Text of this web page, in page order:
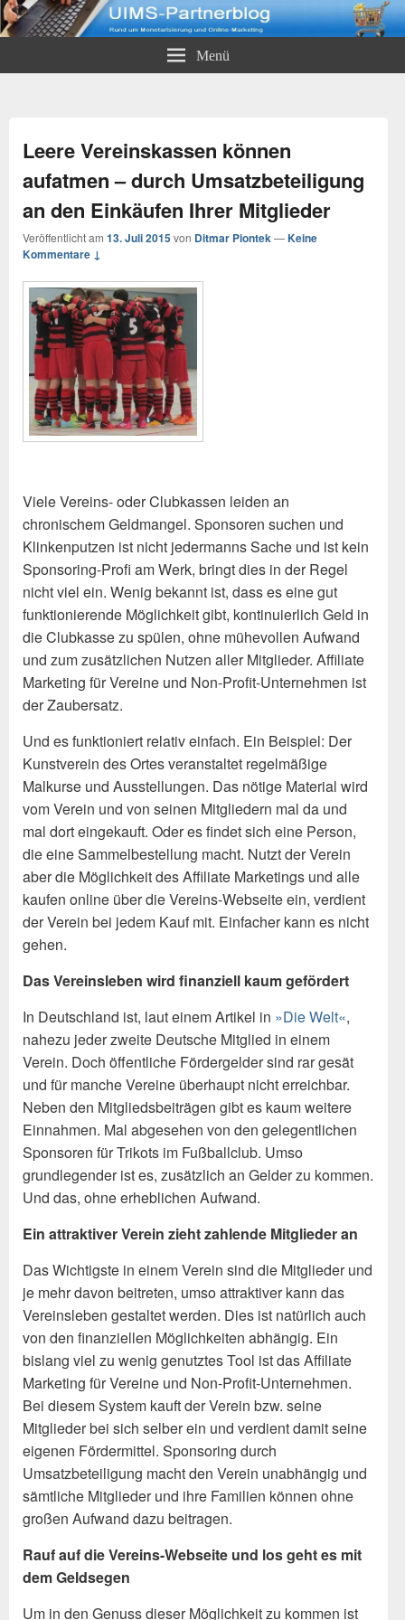
UIMS-Partnerblog
Rund um Monetarisierung und Online-Marketing
Menü
Leere Vereinskassen können
aufatmen – durch Umsatzbeteiligung
an den Einkäufen Ihrer Mitglieder
Veröffentlicht am 13. Juli 2015von Ditmar Piontek—Keine
Kommentare ↓
Viele Vereins- oder Clubkassen leiden an
chronischem Geldmangel. Sponsoren suchen und
Klinkenputzen ist nicht jedermanns Sache und ist kein
Sponsoring-Profi am Werk, bringt dies in der Regel
nicht viel ein. Wenig bekannt ist, dass es eine gut
funktionierende Möglichkeit gibt, kontinuierlich Geld in
die Clubkasse zu spülen, ohne mühevollen Aufwand
und zum zusätzlichen Nutzen aller Mitglieder. Affiliate
Marketing für Vereine und Non-Profit-Unternehmen ist
der Zaubersatz.
Und es funktioniert relativ einfach. Ein Beispiel: Der
Kunstverein des Ortes veranstaltet regelmäßige
Malkurse und Ausstellungen. Das nötige Material wird
vom Verein und von seinen Mitgliedern mal da und
mal dort eingekauft. Oder es findet sich eine Person,
die eine Sammelbestellung macht. Nutzt der Verein
aber die Möglichkeit des Affiliate Marketings und alle
kaufen online über die Vereins-Webseite ein, verdient
der Verein bei jedem Kauf mit. Einfacher kann es nicht
gehen.
Das Vereinsleben wird finanziell kaum gefördert
In Deutschland ist, laut einem Artikel in »Die Welt«,
nahezu jeder zweite Deutsche Mitglied in einem
Verein. Doch öffentliche Fördergelder sind rar gesät
und für manche Vereine überhaupt nicht erreichbar.
Neben den Mitgliedsbeiträgen gibt es kaum weitere
Einnahmen. Mal abgesehen von den gelegentlichen
Sponsoren für Trikots im Fußballclub. Umso
grundlegender ist es, zusätzlich an Gelder zu kommen.
Und das, ohne erheblichen Aufwand.
Ein attraktiver Verein zieht zahlende Mitglieder an
Das Wichtigste in einem Verein sind die Mitglieder und
je mehr davon beitreten, umso attraktiver kann das
Vereinsleben gestaltet werden. Dies ist natürlich auch
von den finanziellen Möglichkeiten abhängig. Ein
bislang viel zu wenig genutztes Tool ist das Affiliate
Marketing für Vereine und Non-Profit-Unternehmen.
Bei diesem System kauft der Verein bzw. seine
Mitglieder bei sich selber ein und verdient damit seine
eigenen Fördermittel. Sponsoring durch
Umsatzbeteiligung macht den Verein unabhängig und
sämtliche Mitglieder und ihre Familien können ohne
großen Aufwand dazu beitragen.
Rauf auf die Vereins-Webseite und los geht es mit
dem Geldsegen
Um in den Genuss dieser Möglichkeit zu kommen ist